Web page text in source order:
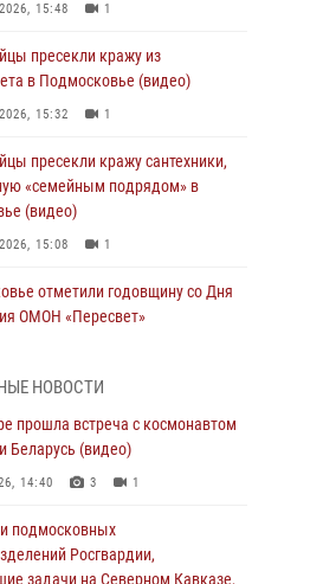
15:48 1
пресекли кражу из
в Подмосковье (видео)
15:32 1
пресекли кражу сантехники,
«семейным подрядом» в
(видео)
15:08 1
отметили годовщину со Дня
ОМОН «Пересвет»
главка Росгвардии
эфира «Радио 1»
17:57
в краже на крупную сумму в
НОВОСТИ
прошла встреча с космонавтом
Беларусь (видео)
14:40 3 1
подмосковных
Росгвардии,
задачи на Северном Кавказе,